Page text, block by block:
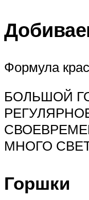
Формула
БОЛЬШОЙ
МНОГО
Горшки